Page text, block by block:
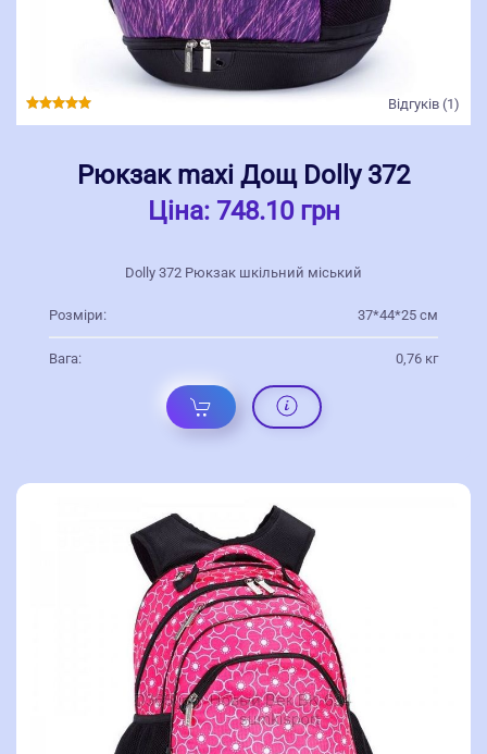
Відгуків (1)
Рюкзак maxi Дощ Dolly 372
Ціна: 748.10 грн
Dolly 372 Рюкзак шкільний міський
Розміри: 37*44*25 см
Вага: 0,76 кг